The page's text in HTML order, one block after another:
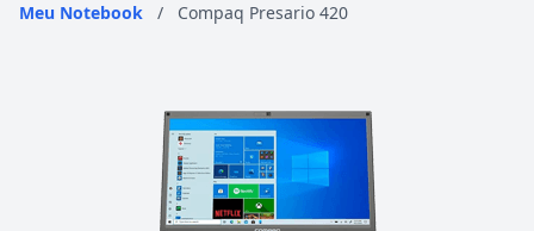
Meu Notebook / Compaq Presario 420